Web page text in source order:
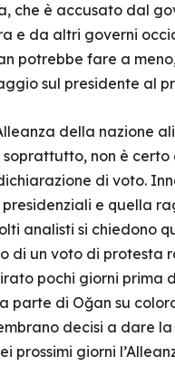
che è accusato dal
e da altri governi
potrebbe fare a
sul presidente al
della nazione
soprattutto, non è
di voto.
e quella
analisti si
di un voto di
pochi giorni prima
parte di Oğan su
decisi a dare
prossimi giorni